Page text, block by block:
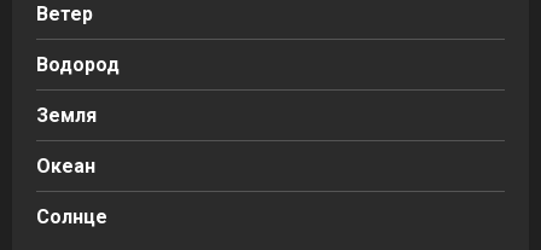
Ветер
Водород
Земля
Океан
Солнце